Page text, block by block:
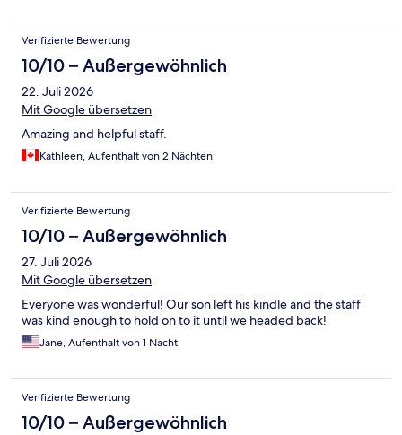
Verifizierte Bewertung
10/10 – Außergewöhnlich
22. Juli 2026
Mit Google übersetzen
Amazing and helpful staff.
Kathleen, Aufenthalt von 2 Nächten
Verifizierte Bewertung
10/10 – Außergewöhnlich
27. Juli 2026
Mit Google übersetzen
Everyone was wonderful! Our son left his kindle and the staff
was kind enough to hold on to it until we headed back!
Jane, Aufenthalt von 1 Nacht
Verifizierte Bewertung
10/10 – Außergewöhnlich